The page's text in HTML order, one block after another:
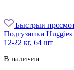
Быстрый
Подгузники
12-22 кг, 64 шт
В наличии